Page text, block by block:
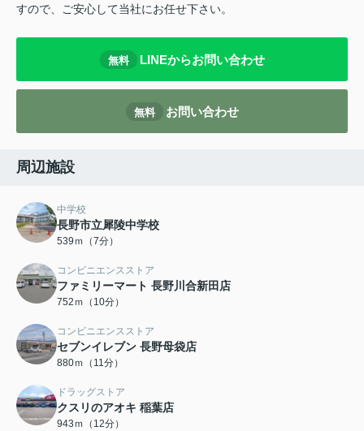
すので、ご安心して当社にお任せ下さい。
無料 LINEからお問い合わせ
無料 お問い合わせ
周辺施設
中学校
長野市立犀陵中学校
539ｍ（7分）
コンビニエンスストア
ファミリーマート 長野川合新田店
752ｍ（10分）
コンビニエンスストア
セブンイレブン 長野母袋店
880ｍ（11分）
ドラッグストア
クスリのアオキ 稲葉店
943ｍ（12分）